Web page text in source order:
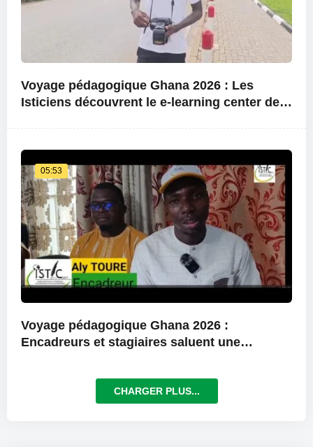
Voyage pédagogique Ghana 2026 : Les
Isticiens découvrent le e-learning center de
05:53
Voyage pédagogique Ghana 2026 :
Encadreurs et stagiaires saluent une
CHARGER PLUS...